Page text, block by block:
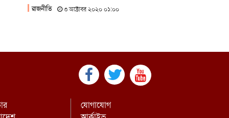
রাজনীতি ৩ অক্টোবর ২০২০ ০১:০০
যোগাযোগ